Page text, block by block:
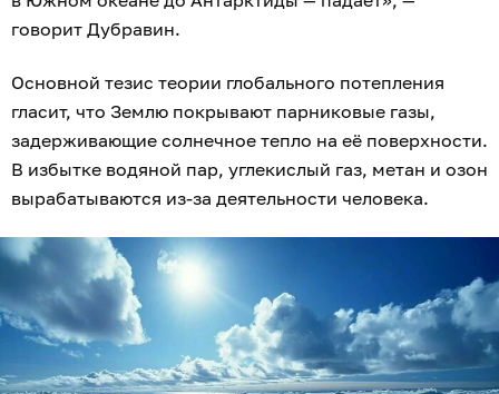
говорит Дубравин.
Основной тезис теории глобального потепления
гласит, что Землю покрывают парниковые газы,
задерживающие солнечное тепло на её поверхности.
В избытке водяной пар, углекислый газ, метан и озон
вырабатываются из-за деятельности человека.